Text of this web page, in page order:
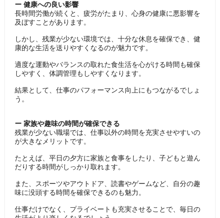
ー 健康への良い影響
長時間労働が続くと、疲労がたまり、心身の健康に悪影響を
及ぼすことがあります。
しかし、残業が少ない環境では、十分な休息を確保でき、健
康的な生活を送りやすくなるのが魅力です。
適度な運動やバランスの取れた食生活を心がける時間も確保
しやすく、体調管理もしやすくなります。
結果として、仕事のパフォーマンス向上にもつながるでしょ
う。
ー 家族や趣味の時間が確保できる
残業が少ない職場では、仕事以外の時間を充実させやすいの
が大きなメリットです。
たとえば、平日の夕方に家族と食事をしたり、子どもと遊ん
だりする時間がしっかり取れます。
また、スポーツやアウトドア、読書やゲームなど、自分の趣
味に没頭する時間を確保できるのも魅力。
仕事だけでなく、プライベートも充実させることで、毎日の